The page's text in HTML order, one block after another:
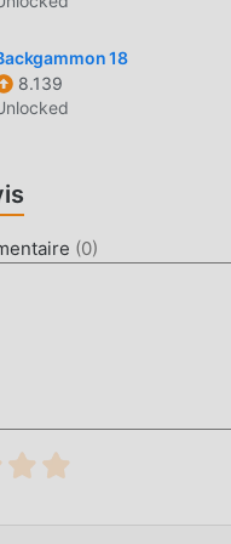
jeux board traditionnels,
de haute qualité font
Chess Pro 3.7 a
plus avancée,
apk avec une
profiter du
un peu
concentrer sur le plaisir
18
8.139
(0)